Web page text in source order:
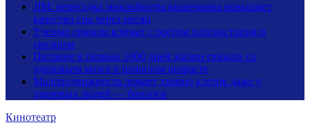
JIM: пересадка микробиоты кишечника повышает
качество сна через месяц
Ученые связали климат с ростом плоскостопия и
сколиоза
Питание в первые 1000 дней жизни связали со
здоровьем мозга в пожилом возрасте
Малоподвижность ломает химию клеток даже у
здоровых людей — биологи
Кинотеатр